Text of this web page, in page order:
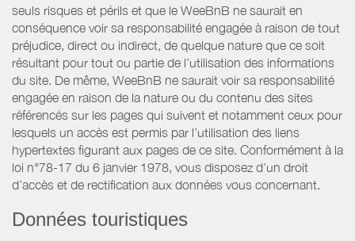
seuls risques et périls et que le WeeBnB ne saurait en
conséquence voir sa responsabilité engagée à raison de tout
préjudice, direct ou indirect, de quelque nature que ce soit
résultant pour tout ou partie de l’utilisation des informations
du site. De même, WeeBnB ne saurait voir sa responsabilité
engagée en raison de la nature ou du contenu des sites
référencés sur les pages qui suivent et notamment ceux pour
lesquels un accès est permis par l’utilisation des liens
hypertextes figurant aux pages de ce site. Conformément à la
loi n°78-17 du 6 janvier 1978, vous disposez d’un droit
d’accès et de rectification aux données vous concernant.
Données touristiques